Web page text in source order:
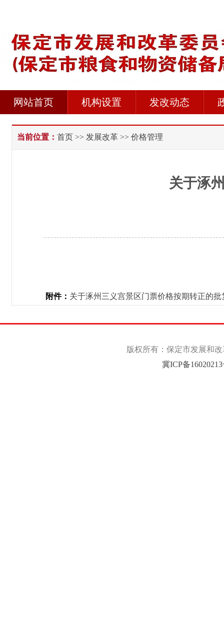
网站首页 机构设置 发改动态
当前位置： 首页 >> 发展改革 >> 价格管理
关于涿
附件： 关于涿州三义宫景区门票价格按期转正的批
版权所有：保定市发展和
冀ICP备